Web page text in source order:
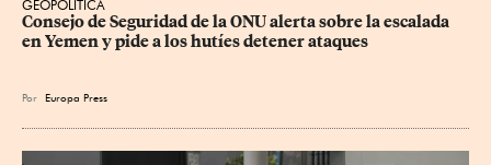
GEOPOLÍTICA
Consejo de Seguridad de la ONU alerta sobre la escalada
en Yemen y pide a los hutíes detener ataques
Por Europa Press